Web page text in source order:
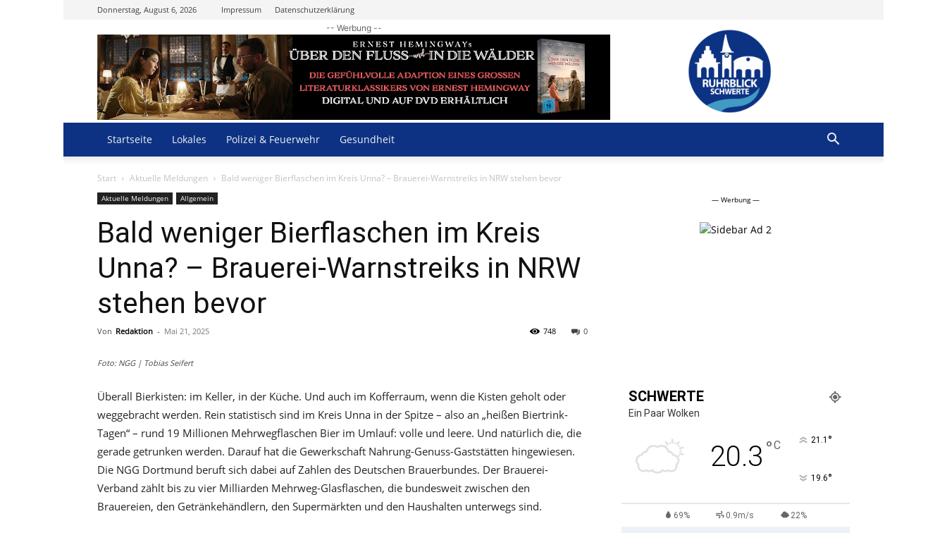
Donnerstag, August 6, 2026 Impressum Datenschutzerklärung
Ruhrblick
Schwerte
-- Werbung --
Startseite Lokales Polizei & Feuerwehr Gesundheit
Start Aktuelle Meldungen Bald weniger Bierflaschen im Kreis Unna? – Brauerei-Warnstreiks in NRW stehen bevor
Aktuelle Meldungen Allgemein
Bald weniger Bierflaschen im Kreis
Unna? – Brauerei-Warnstreiks in NRW
stehen bevor
Von Redaktion - Mai 21, 2025 0
748
Foto: NGG | Tobias Seifert
Überall Bierkisten: im Keller, in der Küche. Und auch im Kofferraum, wenn die Kisten geholt oder
weggebracht werden. Rein statistisch sind im Kreis Unna in der Spitze – also an „heißen Biertrink-
Tagen“ – rund 19 Millionen Mehrwegflaschen Bier im Umlauf: volle und leere. Und natürlich die, die
gerade getrunken werden. Darauf hat die Gewerkschaft Nahrung-Genuss-Gaststätten hingewiesen.
Die NGG Dortmund beruft sich dabei auf Zahlen des Deutschen Brauerbundes. Der Brauerei-
Verband zählt bis zu vier Milliarden Mehrweg-Glasflaschen, die bundesweit zwischen den
Brauereien, den Getränkehändlern, den Supermärkten und den Haushalten unterwegs sind.
— Werbung —
SCHWERTE
Ein Paar Wolken
20.3 °C 21.1 °
19.6°
69% 0.9m/s 22%